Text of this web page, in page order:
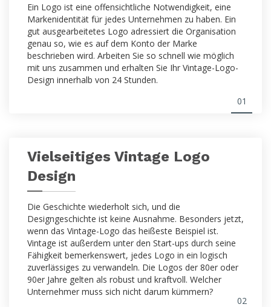
01
Ein Logo ist eine offensichtliche Notwendigkeit, eine
Markenidentität für jedes Unternehmen zu haben. Ein
gut ausgearbeitetes Logo adressiert die Organisation
genau so, wie es auf dem Konto der Marke
beschrieben wird. Arbeiten Sie so schnell wie möglich
mit uns zusammen und erhalten Sie Ihr Vintage-Logo-
Design innerhalb von 24 Stunden.
02
Vielseitiges Vintage Logo
Design
Die Geschichte wiederholt sich, und die
Designgeschichte ist keine Ausnahme. Besonders jetzt,
wenn das Vintage-Logo das heißeste Beispiel ist.
Vintage ist außerdem unter den Start-ups durch seine
Fähigkeit bemerkenswert, jedes Logo in ein logisch
zuverlässiges zu verwandeln. Die Logos der 80er oder
90er Jahre gelten als robust und kraftvoll. Welcher
Unternehmer muss sich nicht darum kümmern?